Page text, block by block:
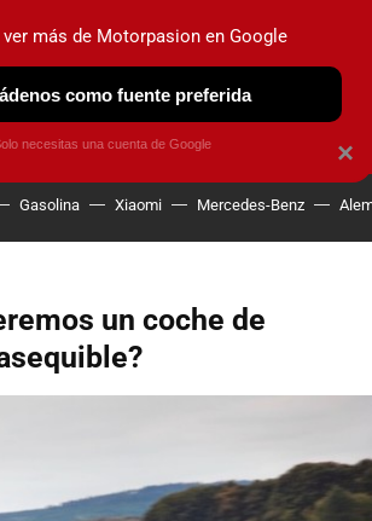
ELÉCTRICOS OBSERVATORIO
Gasolina Xiaomi Mercedes-Benz
un coche de
×
ver más de Motorpasion en Google
como fuente preferida
necesitas una cuenta de Google